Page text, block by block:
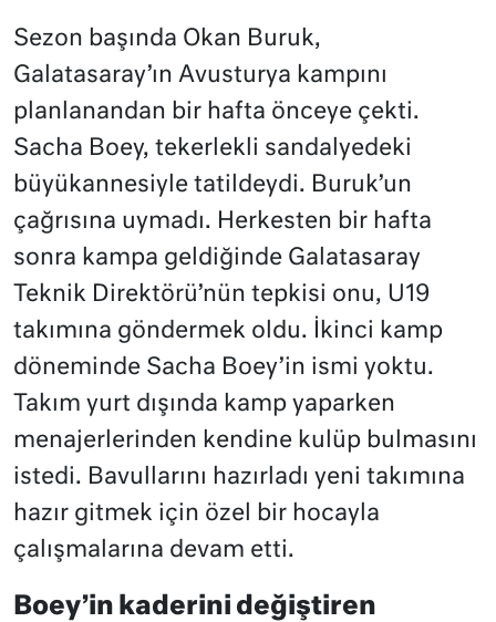
Sezon başında Okan Buruk,
Galatasaray’ın Avusturya kampını
planlanandan bir hafta önceye çekti.
Sacha Boey, tekerlekli sandalyedeki
büyükannesiyle tatildeydi. Buruk’un
çağrısına uymadı. Herkesten bir hafta
sonra kampa geldiğinde Galatasaray
Teknik Direktörü’nün tepkisi onu, U19
takımına göndermek oldu. İkinci kamp
döneminde Sacha Boey’in ismi yoktu.
Takım yurt dışında kamp yaparken
menajerlerinden kendine kulüp bulmasını
istedi. Bavullarını hazırladı yeni takımına
hazır gitmek için özel bir hocayla
çalışmalarına devam etti.
Boey’in kaderini değiştiren